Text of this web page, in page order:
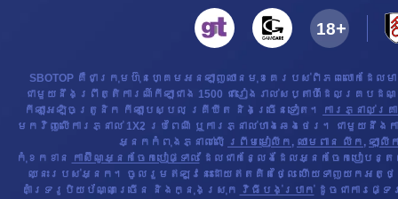
SBOTOP គឺជាក្រុមហ៊ុនហ្គេមអនឡាញឈានមុខគេរបស់ពិភពលោកដែលម
ជាមួយនឹងព្រឹត្តិការណ៍កីឡាជាង 1500 ជារៀងរាល់សប្តាហ៍ដែលគ្របដ
កីឡាអេឡិចត្រូនិក កីឡាបេស្បល គ្រីឃីត និងច្រើនទៀត។
ការភ្នាល់គ្រ
មកវិញលើការភ្នាល់ 1X2 ប្រពៃណី ឬការភ្នាល់ហាងឆេងថេរ។ ជាមួយនឹងក
អ្នកកំពុងភ្នាល់លើ ព្រីមមៀលីក , ឈាមពាន លីក , ឡាលីក
កុំខកខាន
កាស៊ីណូអ្នកចែកបៀផ្ទាល់ដែលជាកន្លែងដែលអ្នកចែកបៀបន្
ឈ្នះរបស់អ្នក។ ចូលរួមឥឡូវនេះដោយឥតគិតថ្លៃ ហើយទាញយកអត្ថ
គាំទ្ររូបិយប័ណ្ណច្រើន និងក្នុងស្រុក
វិធីបង់ប្រាក់ដូចជាការផ្ទ